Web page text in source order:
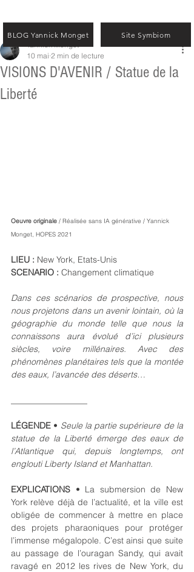
VISIONS D'AVENIR / Statue de la
Liberté
Yannick Monget
10 mai 2 min de lecture
Oeuvre originale / Réalisée sans IA générative / Yannick
Monget, HOPES 2021
LIEU : New York, Etats-Unis
SCENARIO : Changement climatique
Dans ces scénarios de prospective, nous
nous projetons dans un avenir lointain, où la
géographie du monde telle que nous la
connaissons aura évolué d’ici plusieurs
siècles, voire millénaires. Avec des
phénomènes planétaires tels que la montée
des eaux, l’avancée des déserts…
LÉGENDE • Seule la partie supérieure de la
statue de la Liberté émerge des eaux de
l’Atlantique qui, depuis longtemps, ont
englouti Liberty Island et Manhattan.
EXPLICATIONS • La submersion de New
York relève déjà de l’actualité, et la ville est
obligée de commencer à mettre en place
des projets pharaoniques pour protéger
l’immense mégalopole. C’est ainsi que suite
au passage de l’ouragan Sandy, qui avait
ravagé en 2012 les rives de New York, du
BLOG Yannick Monget Site Symbiom